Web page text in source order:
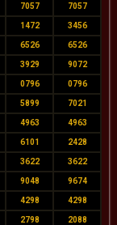
7057 7057
1472 3456
6526 6526
3929 9072
0796 0796
5899 7021
4963 4963
6101 2428
3622 3622
9048 9674
4298 4298
2798 2088